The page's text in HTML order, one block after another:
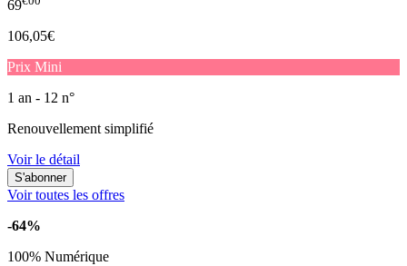
69
106,05€
Prix Mini
1 an - 12 n°
Renouvellement simplifié
Voir le détail
Voir toutes les offres
-64%
100% Numérique